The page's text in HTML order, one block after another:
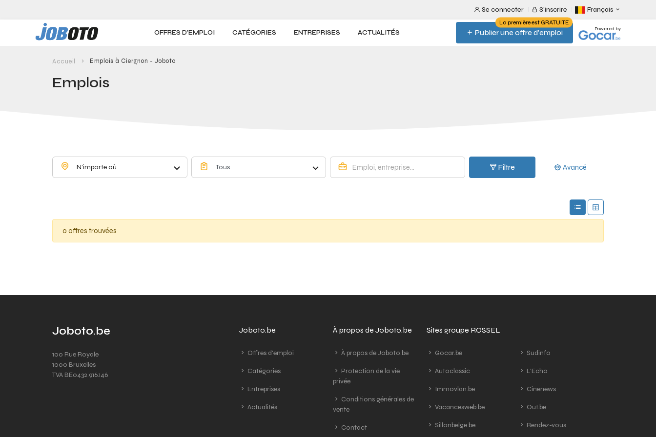
Se connecter S'inscrire Français
OFFRES D'EMPLOI CATÉGORIES ENTREPRISES ACTUALITÉS Publier une offre d'emploi
La première est GRATUITE
Powered by
Accueil Emplois à Ciergnon - Joboto
Emplois
N'importe où Tous Filtre Avancé
0 offres trouvées
Joboto.be
100 Rue Royale
1000 Bruxelles
TVA BE0432.916.146
Joboto.be
Offres d'emploi
Catégories
Entreprises
Actualités
À propos de Joboto.be
À propos de Joboto.be
Protection de la vie
privée
Conditions générales de
vente
Contact
Sites groupe ROSSEL
Gocar.be
Autoclassic
Immovlan.be
Vacancesweb.be
Sillonbelge.be
Sudinfo
L'Echo
Cinenews
Out.be
Rendez-vous